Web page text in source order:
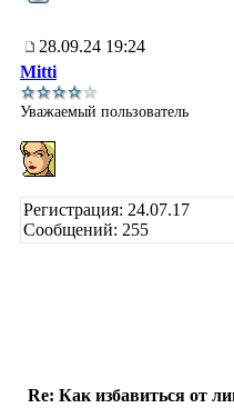
28.09.24 19:24
Mitti
Уважаемый пользователь
Регистрация: 24.07.17
Сообщений: 255
Re: Как избавиться от